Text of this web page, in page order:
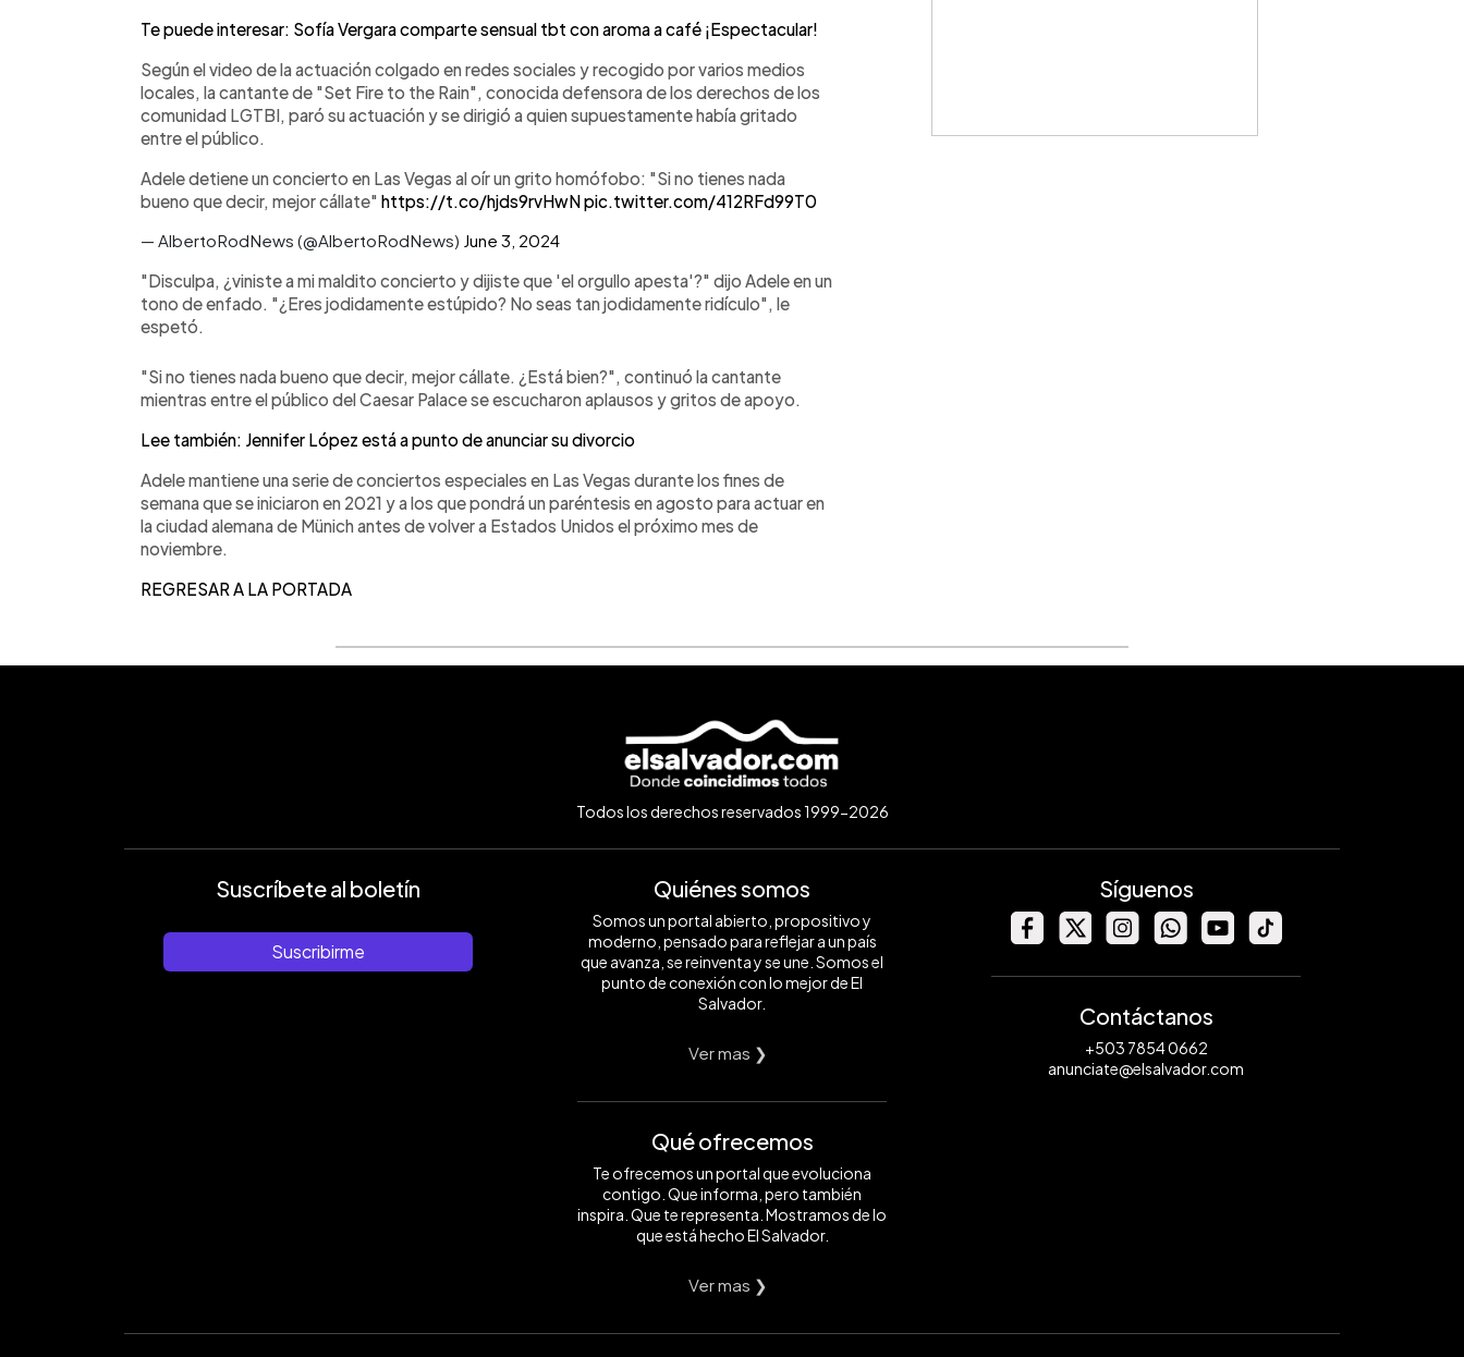
Te puede interesar: Sofía Vergara comparte sensual tbt con aroma a café ¡Espectacular!
Según el video de la actuación colgado en redes sociales y recogido por varios medios
locales, la cantante de "Set Fire to the Rain", conocida defensora de los derechos de los
comunidad LGTBI, paró su actuación y se dirigió a quien supuestamente había gritado
entre el público.
Adele detiene un concierto en Las Vegas al oír un grito homófobo: "Si no tienes nada
bueno que decir, mejor cállate" https://t.co/hjds9rvHwNpic.twitter.com/412RFd99T0
— AlbertoRodNews (@AlbertoRodNews) June 3, 2024
"Disculpa, ¿viniste a mi maldito concierto y dijiste que 'el orgullo apesta'?" dijo Adele en un
tono de enfado. "¿Eres jodidamente estúpido? No seas tan jodidamente ridículo", le
espetó.
"Si no tienes nada bueno que decir, mejor cállate. ¿Está bien?", continuó la cantante
mientras entre el público del Caesar Palace se escucharon aplausos y gritos de apoyo.
Lee también: Jennifer López está a punto de anunciar su divorcio
Adele mantiene una serie de conciertos especiales en Las Vegas durante los fines de
semana que se iniciaron en 2021 y a los que pondrá un paréntesis en agosto para actuar en
la ciudad alemana de Münich antes de volver a Estados Unidos el próximo mes de
noviembre.
REGRESAR A LA PORTADA
Todos los derechos reservados 1999-2026
Suscríbete al boletín
Suscribirme
Quiénes somos
Somos un portal abierto, propositivo y
moderno, pensado para reflejar a un país
que avanza, se reinventa y se une. Somos el
punto de conexión con lo mejor de El
Salvador.
Ver mas ❯
Qué ofrecemos
Te ofrecemos un portal que evoluciona
contigo. Que informa, pero también
inspira. Que te representa. Mostramos de lo
que está hecho El Salvador.
Ver mas ❯
Síguenos
Contáctanos
+503 7854 0662
anunciate@elsalvador.com